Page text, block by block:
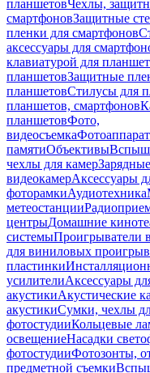
планшетовЧехлы,
смартфоновЗащитные
пленки для смартфонов
аксессуары для
клавиатурой для
планшетовЗащитные
планшетовСтилусы для
планшетов, смартфонов
планшетовФото,
видеосъемка
памятиОбъективы
чехлы для камер
видеокамерАксессуары
фоторамкиАудиотехника
метеостанции
центрыДомашние
системыПроигрыватели
для виниловых
пластинки
усилителиАксессуары
акустикиАкустические
акустикиСумки, чехлы
фотостудииКольцевые
освещениеНасадки
фотостудииФотозонты,
предметной съемки